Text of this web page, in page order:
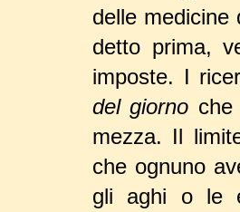
delle
detto prima,
imposte. I
del giorno
mezza. Il
che ognuno
gli aghi o le